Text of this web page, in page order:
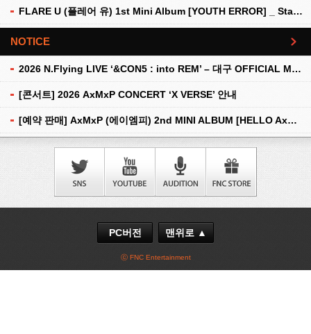
FLARE U (플레어 유) 1st Mini Album [YOUTH ERROR] _ Stationery Kit Ver.
NOTICE
2026 N.Flying LIVE ‘&CON5 : into REM’ – 대구 OFFICIAL MD 현장 판매 안내
[콘서트] 2026 AxMxP CONCERT ‘X VERSE’ 안내
[예약 판매] AxMxP (에이엠피) 2nd MINI ALBUM [HELLO AxMxP] 예약 판매 안내
더보기
PC버전 맨위로 ▲
ⓒ FNC Entertainment